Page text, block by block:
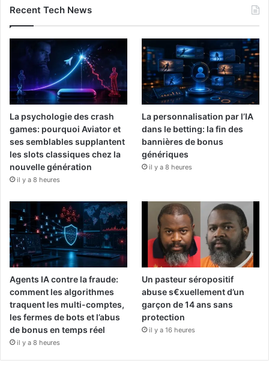
Recent Tech News
La psychologie des crash
games: pourquoi Aviator et
ses semblables supplantent
les slots classiques chez la
nouvelle génération
il y a 8 heures
La personnalisation par l’IA
dans le betting: la fin des
bannières de bonus
génériques
il y a 8 heures
Agents IA contre la fraude:
comment les algorithmes
traquent les multi-comptes,
les fermes de bots et l’abus
de bonus en temps réel
il y a 8 heures
Un pasteur séropositif
abuse s€xuellement d’un
garçon de 14 ans sans
protection
il y a 16 heures